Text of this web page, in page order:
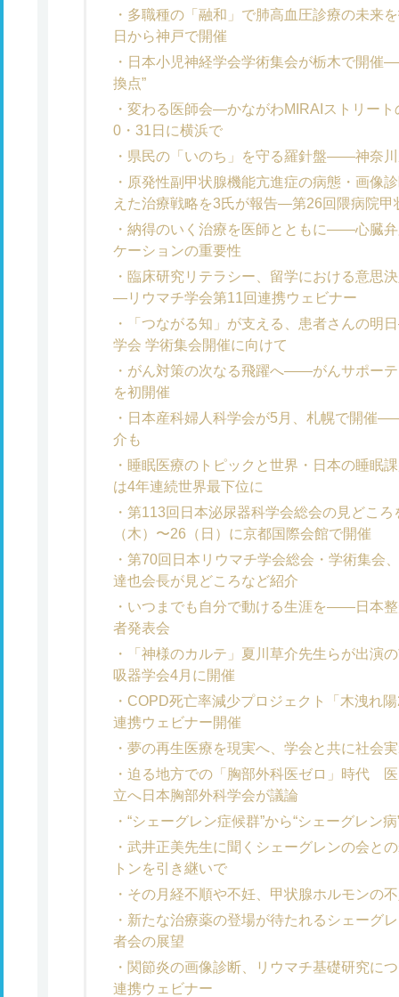
多職種の「融和」で肺高血圧診療の未
日から神戸で開催
日本小児神経学会学術集会が栃木で開催
換点”
変わる医師会―かながわMIRAIストリー
0・31日に横浜で
県民の「いのち」を守る羅針盤――神奈
原発性副甲状腺機能亢進症の病態・画像
えた治療戦略を3氏が報告―第26回隈病院甲
納得のいく治療を医師とともに――心臓
ケーションの重要性
臨床研究リテラシー、留学における意思
―リウマチ学会第11回連携ウェビナー
「つながる知」が支える、患者さんの
学会 学術集会開催に向けて
がん対策の次なる飛躍へ――がんサポー
を初開催
日本産科婦人科学会が5月、札幌で開催
介も
睡眠医療のトピックと世界・日本の睡
は4年連続世界最下位に
第113回日本泌尿器科学会総会の見どこ
（木）〜26（日）に京都国際会館で開催
第70回日本リウマチ学会総会・学術集
達也会長が見どころなど紹介
いつまでも自分で動ける生涯を――日本
者発表会
「神様のカルテ」夏川草介先生らが出
吸器学会4月に開催
COPD死亡率減少プロジェクト「木洩れ
連携ウェビナー開催
夢の再生医療を現実へ、学会と共に社会
迫る地方での「胸部外科医ゼロ」時代
立へ日本胸部外科学会が議論
“シェーグレン症候群”から“シェーグレ
武井正美先生に聞くシェーグレンの会と
トンを引き継いで
その月経不順や不妊、甲状腺ホルモンの
新たな治療薬の登場が待たれるシェーグ
者会の展望
関節炎の画像診断、リウマチ基礎研究に
連携ウェビナー